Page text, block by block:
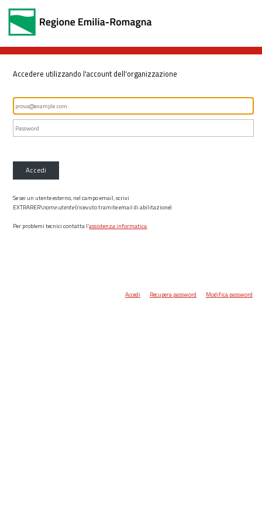
Accedere utilizzando l'account dell'organizzazione
Accedi
Se sei un utente esterno, nel campo email, scrivi
EXTRARER\nome utente(ricevuto tramite email di abilitazione)
Per problemi tecnici contatta l’assistenza informatica.
Accedi Recupera password Modifica password